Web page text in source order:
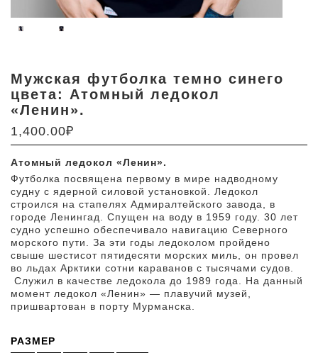
Мужская футболка темно синего
цвета: Атомный ледокол
«Ленин».
1,400.00₽
Атомный ледокол «Ленин».
Футболка посвящена первому в мире надводному
судну с ядерной силовой установкой. Ледокол
строился на стапелях Адмиралтейского завода, в
городе Ленингад. Спущен на воду в 1959 году. 30 лет
судно успешно обеспечивало навигацию Северного
морского пути. За эти годы ледоколом пройдено
свыше шестисот пятидесяти морских миль, он провел
во льдах Арктики сотни караванов с тысячами судов.
Служил в качестве ледокола до 1989 года. На данный
момент ледокол «Ленин» — плавучий музей,
пришвартован в порту Мурманска.
РАЗМЕР